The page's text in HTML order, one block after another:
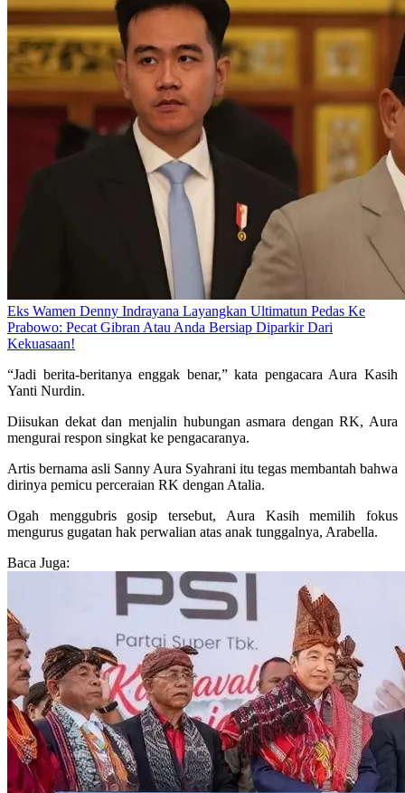
Eks Wamen Denny Indrayana Layangkan Ultimatun Pedas Ke
Prabowo: Pecat Gibran Atau Anda Bersiap Diparkir Dari
Kekuasaan!
“Jadi berita-beritanya enggak benar,” kata pengacara Aura Kasih
Yanti Nurdin.
Diisukan dekat dan menjalin hubungan asmara dengan RK, Aura
mengurai respon singkat ke pengacaranya.
Artis bernama asli Sanny Aura Syahrani itu tegas membantah bahwa
dirinya pemicu perceraian RK dengan Atalia.
Ogah menggubris gosip tersebut, Aura Kasih memilih fokus
mengurus gugatan hak perwalian atas anak tunggalnya, Arabella.
Baca Juga: